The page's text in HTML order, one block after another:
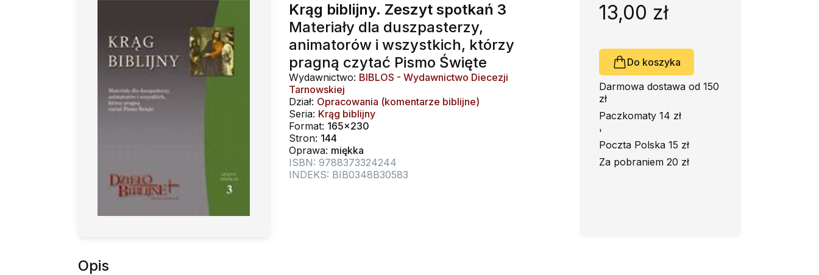
Krąg biblijny. Zeszyt spotkań 3
Materiały dla duszpasterzy,
animatorów i wszystkich, którzy
pragną czytać Pismo Święte
Wydawnictwo: BIBLOS - Wydawnictwo Diecezji
Tarnowskiej
Dział: Opracowania (komentarze biblijne)
Seria: Krąg biblijny
Format: 165x230
Stron: 144
Oprawa: miękka
ISBN: 9788373324244
INDEKS: BIB0348B30583
13,00 zł
Do koszyka
Darmowa dostawa od 150
zł
Paczkomaty 14 zł
'
Poczta Polska 15 zł
Za pobraniem 20 zł
Opis